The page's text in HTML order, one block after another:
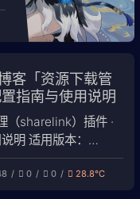
客「资源下载管
指南与使用说明
（sharelink）插件 ·
明 适用版本：
Halo ≥ 2.22（已在
测） 本文配合截图
0 0 28.8℃